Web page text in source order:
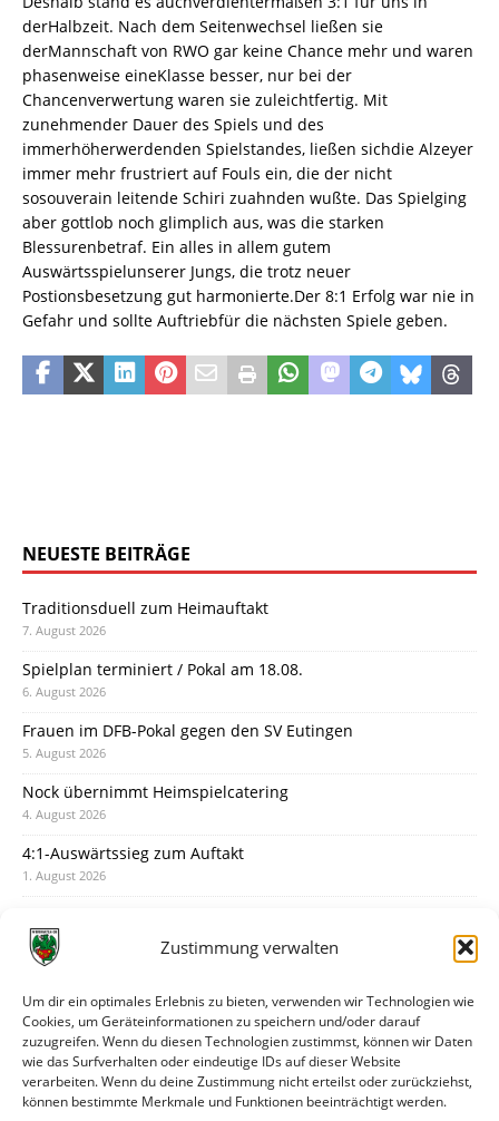
Zustimmung verwalten
Um dir ein optimales Erlebnis zu bieten, verwenden wir Technologien wie
Cookies, um Geräteinformationen zu speichern und/oder darauf
zuzugreifen. Wenn du diesen Technologien zustimmst, können wir Daten
wie das Surfverhalten oder eindeutige IDs auf dieser Website
verarbeiten. Wenn du deine Zustimmung nicht erteilst oder zurückziehst,
können bestimmte Merkmale und Funktionen beeinträchtigt werden.
derHalbzeit. Nach dem Seitenwechsel ließen sie
derMannschaft von RWO gar keine Chance mehr und waren
phasenweise eineKlasse besser, nur bei der
Chancenverwertung waren sie zuleichtfertig. Mit
zunehmender Dauer des Spiels und des
immerhöherwerdenden Spielstandes, ließen sichdie Alzeyer
immer mehr frustriert auf Fouls ein, die der nicht
sosouverain leitende Schiri zuahnden wußte. Das Spielging
aber gottlob noch glimplich aus, was die starken
Blessurenbetraf. Ein alles in allem gutem
Auswärtsspielunserer Jungs, die trotz neuer
Postionsbesetzung gut harmonierte.Der 8:1 Erfolg war nie in
Gefahr und sollte Auftriebfür die nächsten Spiele geben.
NEUESTE BEITRÄGE
Traditionsduell zum Heimauftakt
7. August 2026
Spielplan terminiert / Pokal am 18.08.
6. August 2026
Frauen im DFB-Pokal gegen den SV Eutingen
5. August 2026
Nock übernimmt Heimspielcatering
4. August 2026
4:1-Auswärtssieg zum Auftakt
1. August 2026
31. Juli 2026
30. Juli 2026
Deine Spielminute: 89+1
28. Juli 2026
Neuer Rückensponsor